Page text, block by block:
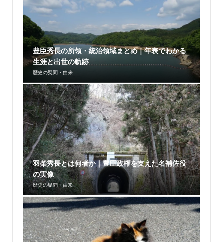
豊臣秀長の所領・統治領域まとめ｜年表でわかる
生涯と出世の軌跡
歴史の疑問・由来
羽柴秀長とは何者か｜豊臣政権を支えた名補佐役
の実像
歴史の疑問・由来